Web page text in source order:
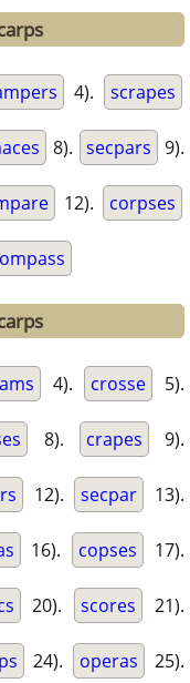
4). scrapes
8). secpars 9).
12). corpses
4). crosse 5).
8). crapes 9).
12). secpar 13).
16). copses 17).
20). scores 21).
24). operas 25).